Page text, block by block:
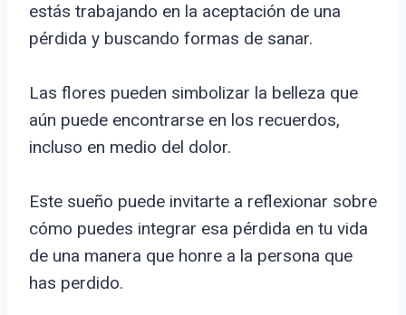
estás trabajando en la aceptación de una
pérdida y buscando formas de sanar.
Las flores pueden simbolizar la belleza que
aún puede encontrarse en los recuerdos,
incluso en medio del dolor.
Este sueño puede invitarte a reflexionar sobre
cómo puedes integrar esa pérdida en tu vida
de una manera que honre a la persona que
has perdido.